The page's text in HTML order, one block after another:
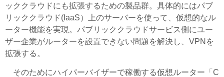
ッククラウドにも拡張するための製品群。具体的にはパブ
リッククラウド(IaaS）上のサーバーを使って、仮想的なル
ーター機能を実現。パブリッククラウドサービス側にユー
ザー企業がルーターを設置できない問題を解決し、VPNを
拡張する。
そのためにハイパーバイザーで稼働する仮想ルーター「C